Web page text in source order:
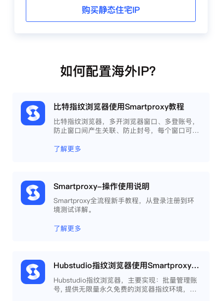
购买静态住宅IP
如何配置海外IP？
比特指纹浏览器使用Smartproxy教程
比特指纹浏览器，多开浏览器窗口、多登账号，
防止窗口间产生关联、防止封号，每个窗口可以
相互间完全环境独立、隔离，避免关联封号。
了解更多
Smartproxy-操作使用说明
Smartproxy全流程新手教程，从登录注册到环
境测试详解。
了解更多
Hubstudio指纹浏览器使用Smartproxy教程
Hubstudio指纹浏览器，主要实现：批量管理账
号, 提供无限量永久免费的浏览器指纹环境，并